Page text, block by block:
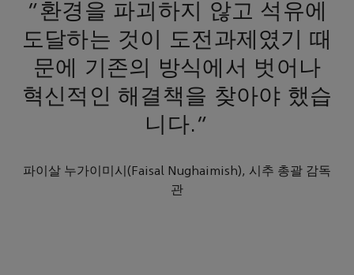
"환경을 파괴하지 않고 석유에
도달하는 것이 도전과제였기 때
문에 기존의 방식에서 벗어나
혁신적인 해결책을 찾아야 했습
니다."
파이살 누가이미시(Faisal Nughaimish), 시추 총괄 감독
관